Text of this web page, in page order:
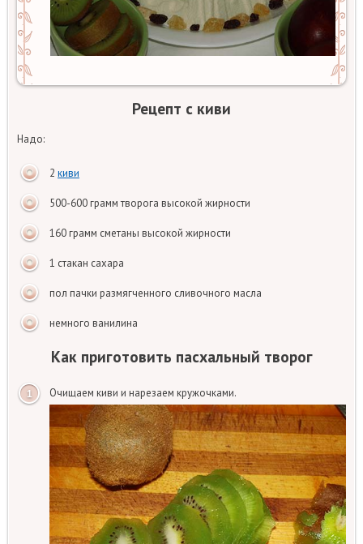
Рецепт с киви
Надо:
2 киви
500-600 грамм творога высокой жирности
160 грамм сметаны высокой жирности
1 стакан сахара
пол пачки размягченного сливочного масла
немного ванилина
Как приготовить пасхальный творог
Очищаем киви и нарезаем кружочками.